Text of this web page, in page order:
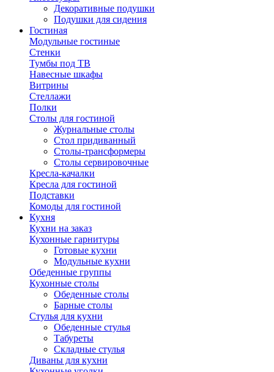
Декоративные подушки
Подушки для сидения
Гостиная
Модульные гостиные
Стенки
Тумбы под ТВ
Навесные шкафы
Витрины
Стеллажи
Полки
Столы для гостиной
Журнальные столы
Стол придиванный
Столы-трансформеры
Столы сервировочные
Кресла-качалки
Кресла для гостиной
Подставки
Комоды для гостиной
Кухня
Кухни на заказ
Кухонные гарнитуры
Готовые кухни
Модульные кухни
Обеденные группы
Кухонные столы
Обеденные столы
Барные столы
Стулья для кухни
Обеденные стулья
Табуреты
Складные стулья
Диваны для кухни